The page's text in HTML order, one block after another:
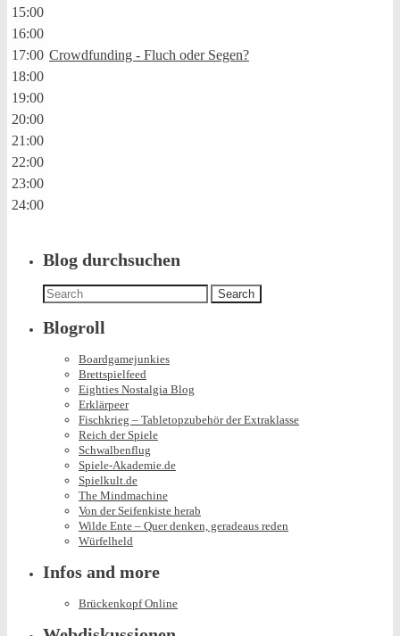
15:00
16:00
17:00 Crowdfunding - Fluch oder Segen?
18:00
19:00
20:00
21:00
22:00
23:00
24:00
Blog durchsuchen
Search
for:
Blogroll
Boardgamejunkies
Brettspielfeed
Eighties Nostalgia Blog
Erklärpeer
Fischkrieg – Tabletopzubehör der Extraklasse
Reich der Spiele
Schwalbenflug
Spiele-Akademie.de
Spielkult.de
The Mindmachine
Von der Seifenkiste herab
Wilde Ente – Quer denken, geradeaus reden
Würfelheld
Infos and more
Brückenkopf Online